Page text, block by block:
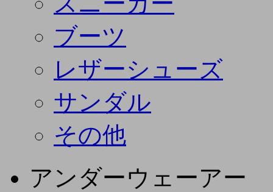
ブーツ
レザーシューズ
サンダル
その他
アンダーウェーアー